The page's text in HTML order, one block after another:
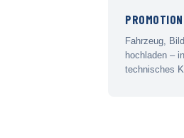
Fahrzeug,
hochladen –
technisches